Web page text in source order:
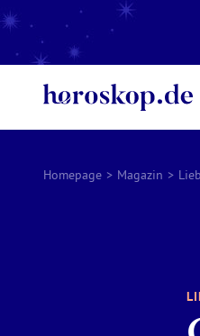
Homepage > Magazin >